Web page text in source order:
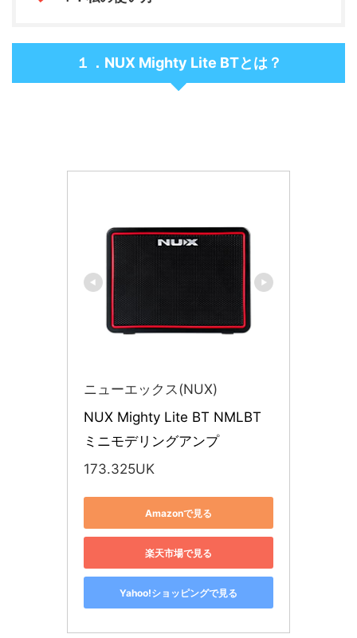
１．NUX Mighty Lite BTとは？
ニューエックス(NUX)
NUX Mighty Lite BT NMLBT
ミニモデリングアンプ
173.325UK
Amazonで見る
楽天市場で見る
Yahoo!ショッピングで見る